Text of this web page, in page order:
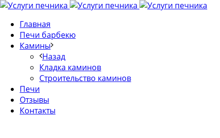
Главная
Печи барбекю
Камины
Назад
Кладка каминов
Строительство каминов
Печи
Отзывы
Контакты